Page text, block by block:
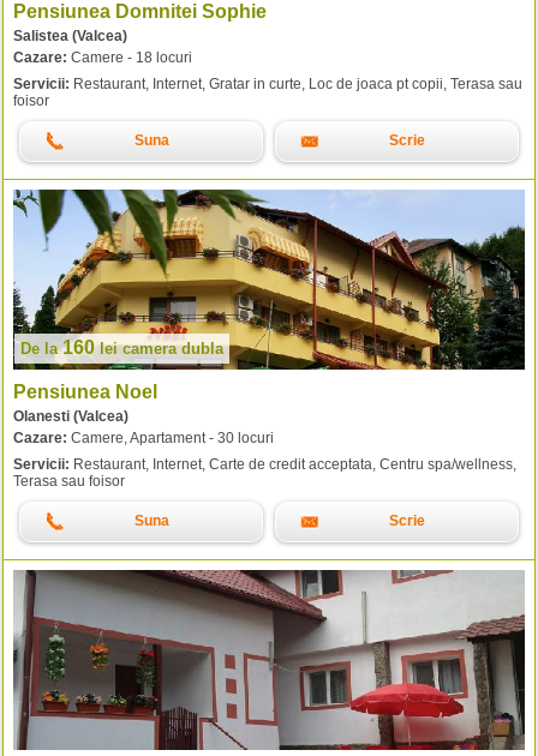
Pensiunea Domnitei Sophie
Salistea (Valcea)
Cazare: Camere - 18 locuri
Servicii: Restaurant, Internet, Gratar in curte, Loc de joaca pt copii, Terasa sau
foisor
Suna Scrie
De la160leicamera dubla
Pensiunea Noel
Olanesti (Valcea)
Cazare: Camere, Apartament - 30 locuri
Servicii: Restaurant, Internet, Carte de credit acceptata, Centru spa/wellness,
Terasa sau foisor
Suna Scrie